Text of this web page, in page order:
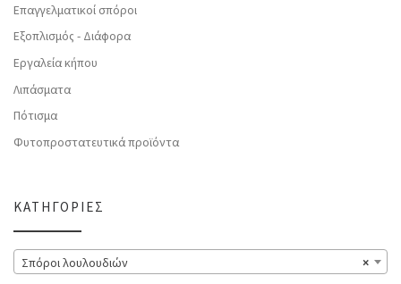
Επαγγελματικοί σπόροι
Εξοπλισμός - Διάφορα
Εργαλεία κήπου
Λιπάσματα
Πότισμα
Φυτοπροστατευτικά προϊόντα
ΚΑΤΗΓΟΡΊΕΣ
×
Σπόροι λουλουδιών